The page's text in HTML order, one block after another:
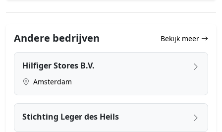
Andere bedrijven Bekijk meer
Hilfiger Stores B.V.
Amsterdam
Stichting Leger des Heils